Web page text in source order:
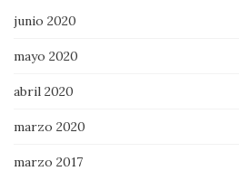
junio 2020
mayo 2020
abril 2020
marzo 2020
marzo 2017